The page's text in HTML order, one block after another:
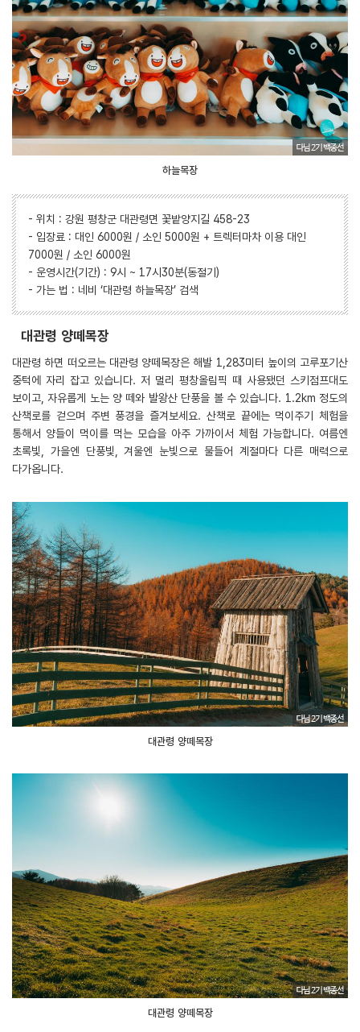
하늘목장
- 위치 : 강원 평창군 대관령면 꽃밭양지길 458-23
- 입장료 : 대인 6000원 / 소인 5000원 + 트렉터마차 이용 대인
7000원 / 소인 6000원
- 운영시간(기간) : 9시 ~ 17시30분(동절기)
- 가는 법 : 네비 ‘대관령 하늘목장’ 검색
대관령 양떼목장
대관령 하면 떠오르는 대관령 양떼목장은 해발 1,283미터 높이의 고루포기산
중턱에 자리 잡고 있습니다. 저 멀리 평창올림픽 때 사용됐던 스키점프대도
보이고, 자유롭게 노는 양 떼와 발왕산 단풍을 볼 수 있습니다. 1.2km 정도의
산책로를 걷으며 주변 풍경을 즐겨보세요. 산책로 끝에는 먹이주기 체험을
통해서 양들이 먹이를 먹는 모습을 아주 가까이서 체험 가능합니다. 여름엔
초록빛, 가을엔 단풍빛, 겨울엔 눈빛으로 물들어 계절마다 다른 매력으로
다가옵니다.
대관령 양떼목장
대관령 양떼목장